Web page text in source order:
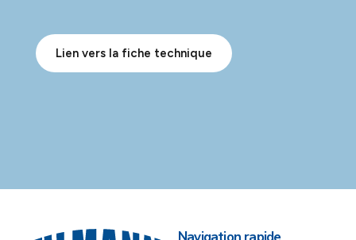
Lien vers la fiche technique